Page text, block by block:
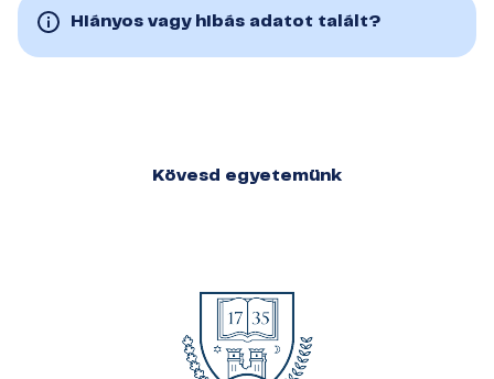
Hiányos vagy hibás adatot talált?
Kövesd egyetemünk